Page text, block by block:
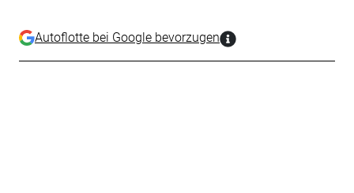
Autoflotte bei Google bevorzugen